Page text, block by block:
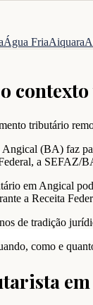
Água FriaAiquara
tributário
(BA) faz
a SEFAZ/
em Angical
a Receita
de tradição
como e
em